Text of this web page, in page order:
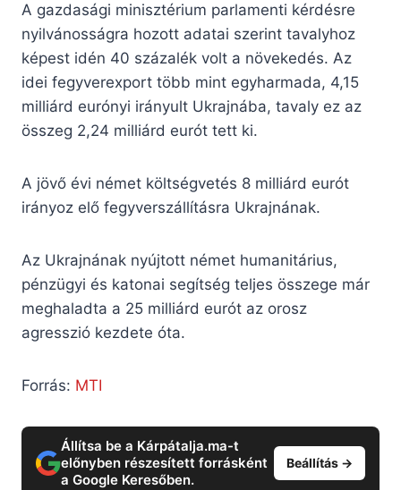
A gazdasági minisztérium parlamenti kérdésre
nyilvánosságra hozott adatai szerint tavalyhoz
képest idén 40 százalék volt a növekedés. Az
idei fegyverexport több mint egyharmada, 4,15
milliárd eurónyi irányult Ukrajnába, tavaly ez az
összeg 2,24 milliárd eurót tett ki.
A jövő évi német költségvetés 8 milliárd eurót
irányoz elő fegyverszállításra Ukrajnának.
Az Ukrajnának nyújtott német humanitárius,
pénzügyi és katonai segítség teljes összege már
meghaladta a 25 milliárd eurót az orosz
agresszió kezdete óta.
Forrás: MTI
Állítsa be a Kárpátalja.ma-t
előnyben részesített forrásként
a Google Keresőben.
Beállítás →